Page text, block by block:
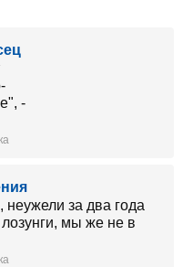
за два года
мы же не в